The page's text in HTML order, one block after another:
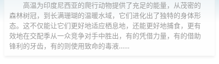
高温为印度尼西亚的爬行动物提供了充足的能量，从茂密的
森林树冠，到长满珊瑚的温暖水域，它们进化出了独特的身体形
态。这不仅能让它们更好地适应栖息地，还能更好地捕食，更有
效地在交配季从一众竞争对手中胜出，有的凭借力量，有的借助
锋利的牙齿，有的则使用致命的毒液……